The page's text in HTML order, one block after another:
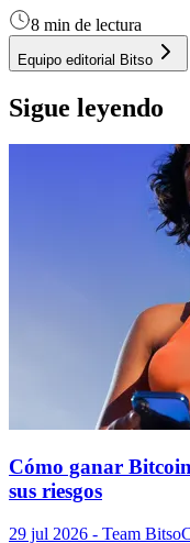
8 min de lectura
Equipo editorial Bitso
Sigue leyendo
Cómo ganar
sus riesgos
29 jul 2026 - Team Bitso